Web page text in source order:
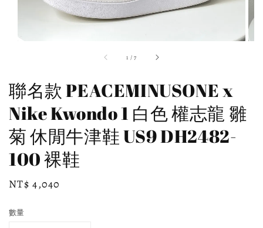
1 /7
聯名款 PEACEMINUSONE x
Nike Kwondo 1 白色 權志龍 雛
菊 休閒牛津鞋 US9 DH2482-
100 裸鞋
Regular
NT$ 4,040
數量